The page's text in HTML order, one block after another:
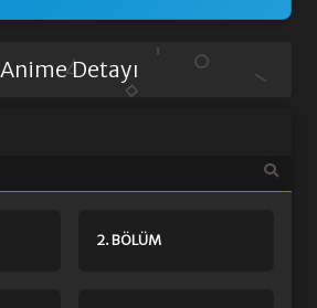
Anime Detayı
2. BÖLÜM